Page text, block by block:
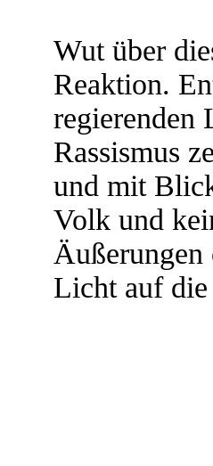
Wut über
Reaktion.
regierenden
Rassismus
und mit
Volk und
Licht auf